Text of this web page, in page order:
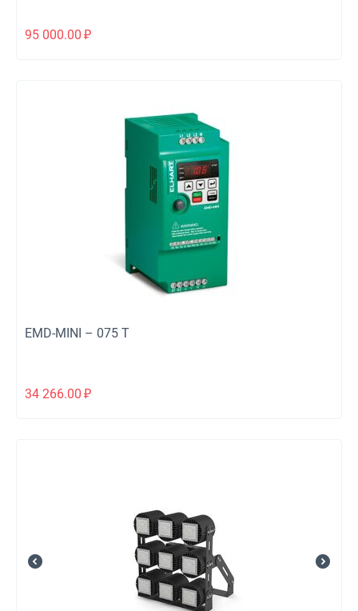
95 000.00 ₽
EMD-MINI – 075 T
34 266.00 ₽